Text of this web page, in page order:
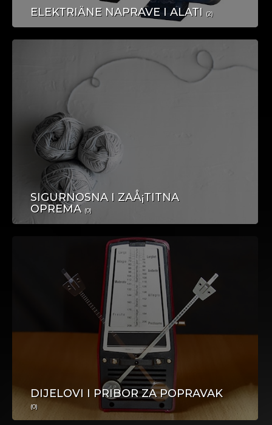
KUĆNI LJUBIMCI
USLUGE
ELEKTRIÄNE NAPRAVE I ALATI (2)
SIGURNOSNA I ZAÅ¡TITNA
OPREMA (0)
DIJELOVI I PRIBOR ZA POPRAVAK
(0)